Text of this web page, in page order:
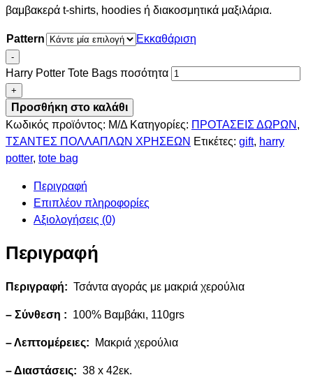
βαμβακερά t-shirts, hoodies ή διακοσμητικά μαξιλάρια.
Pattern Εκκαθάριση
-
Harry Potter Tote Bags ποσότητα
+
Προσθήκη στο καλάθι
Κωδικός προϊόντος: Μ/Δ Κατηγορίες: ΠΡΟΤΑΣΕΙΣ ΔΩΡΩΝ ,
ΤΣΑΝΤΕΣ ΠΟΛΛΑΠΛΩΝ ΧΡΗΣΕΩΝ Ετικέτες: gift, harry
potter, tote bag
Περιγραφή
Επιπλέον πληροφορίες
Αξιολογήσεις (0)
Περιγραφή
Περιγραφή: Τσάντα αγοράς με μακριά χερούλια
– Σύνθεση : 100% Βαμβάκι, 110grs
– Λεπτομέρειες: Μακριά χερούλια
– Διαστάσεις: 38 x 42εκ.